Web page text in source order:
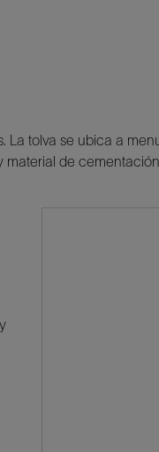
La tolva se ubica a
material de